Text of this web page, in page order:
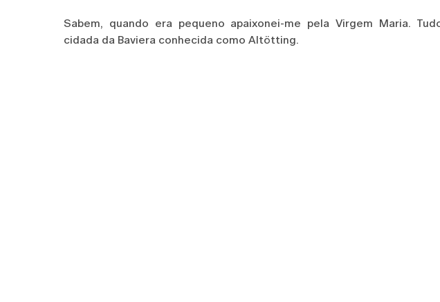
Sabem, quando era pequeno apaixonei-me pela Virgem Maria.
cidada da Baviera conhecida como Altötting.